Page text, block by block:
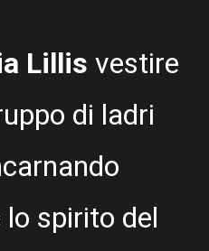
Lillis vestire
di ladri
spirito del